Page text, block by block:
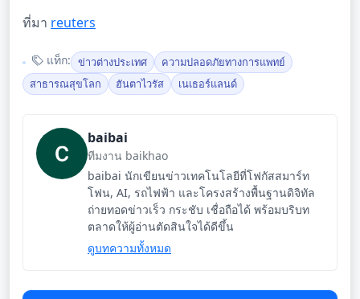
ที่มา reuters
แท็ก: ข่าวต่างประเทศ
ความปลอดภัยทางการแพทย์
สาธารณสุขโลก
ฮันตาไวรัส เนเธอร์แลนด์
baibai
ทีมงาน baikhao
baibai นักเขียนข่าวเทคโนโลยีที่โฟกัสสมาร์ท
โฟน, AI, รถไฟฟ้า และโครงสร้างพื้นฐานดิจิทัล
ถ่ายทอดข่าวเร็ว กระชับ เชื่อถือได้ พร้อมบริบท
ตลาดให้ผู้อ่านตัดสินใจได้ดีขึ้น
ดูบทความทั้งหมด